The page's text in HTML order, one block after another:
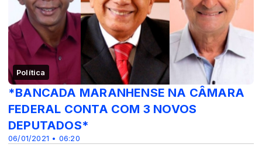
Política
06/01/2021 • 06:20
*BANCADA MARANHENSE NA CÂMARA
FEDERAL CONTA COM 3 NOVOS
DEPUTADOS*